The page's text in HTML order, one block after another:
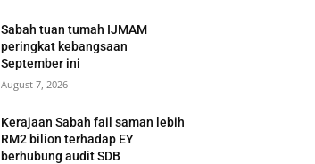
Sabah tuan tumah IJMAM
peringkat kebangsaan
September ini
August 7, 2026
Kerajaan Sabah fail saman lebih
RM2 bilion terhadap EY
berhubung audit SDB